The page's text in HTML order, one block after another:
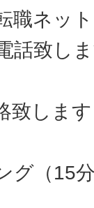
職ネッ
話致し
致します
グ（15